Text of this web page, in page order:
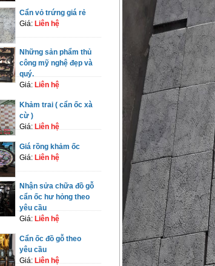
Cẩn vỏ trứng giá rẻ
Giá: Liên hệ
Những sản phẩm thủ
công mỹ nghệ đẹp và
quý.
Giá: Liên hệ
Khảm trai ( cẩn ốc xà
cừ )
Giá: Liên hệ
Giá rồng khảm ốc
Giá: Liên hệ
Nhận sửa chữa đồ gỗ
cẩn ốc hư hỏng theo
yêu cầu
Giá: Liên hệ
Cẩn ốc đồ gỗ theo
yêu cầu
Giá: Liên hệ